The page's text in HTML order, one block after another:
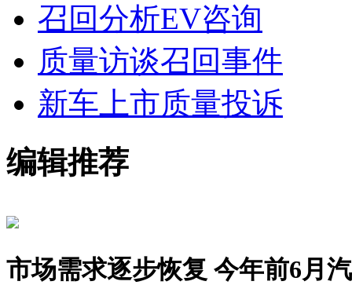
召回分析EV咨询
质量访谈召回事件
新车上市质量投诉
编辑推荐
市场需求逐步恢复 今年前6月